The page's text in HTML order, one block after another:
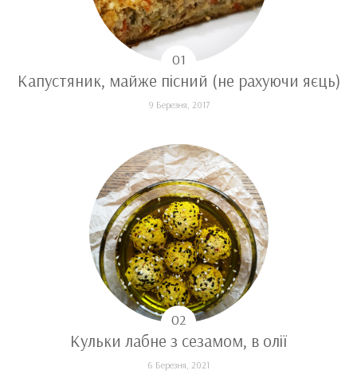
Капустяник, майже пісний (не рахуючи яєць)
9 Березня, 2017
Кульки лабне з сезамом, в олії
6 Березня, 2021